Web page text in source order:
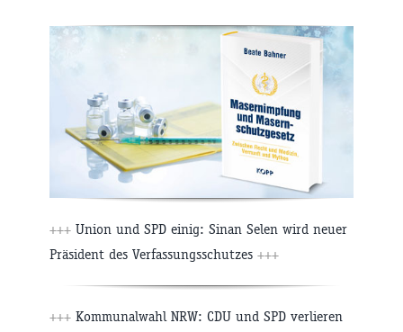
+++ Union und SPD einig: Sinan Selen wird neuer
Präsident des Verfassungsschutzes +++
+++ Kommunalwahl NRW: CDU und SPD verlieren